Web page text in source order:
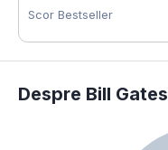
Scor Bestseller
Despre Bill Gates